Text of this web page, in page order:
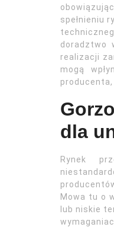
spełnieniu
doradztwo
realizacji
mogą
dla
Rynek
Mowa tu o
lub niskie